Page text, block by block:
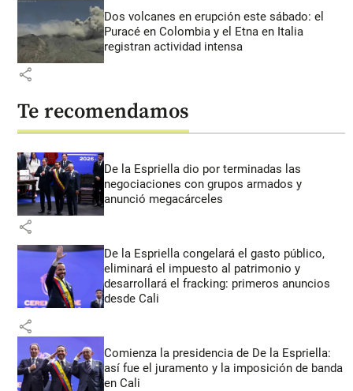
Dos volcanes en erupción este sábado: el
Puracé en Colombia y el Etna en Italia
registran actividad intensa
share
Te recomendamos
De la Espriella dio por terminadas las
negociaciones con grupos armados y
anunció megacárceles
share
De la Espriella congelará el gasto público,
eliminará el impuesto al patrimonio y
desarrollará el fracking: primeros anuncios
desde Cali
share
Comienza la presidencia de De la Espriella:
así fue el juramento y la imposición de banda
en Cali